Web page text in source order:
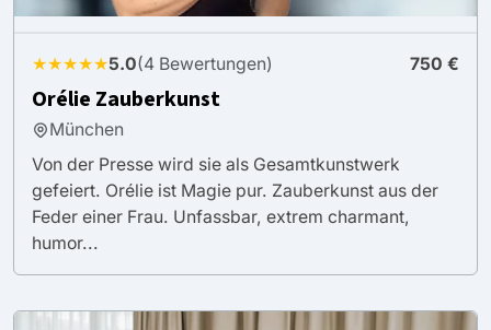
★★★★★5.0(4 Bewertungen) 750 €
Orélie Zauberkunst
München
Von der Presse wird sie als Gesamtkunstwerk
gefeiert. Orélie ist Magie pur. Zauberkunst aus der
Feder einer Frau. Unfassbar, extrem charmant,
humor...